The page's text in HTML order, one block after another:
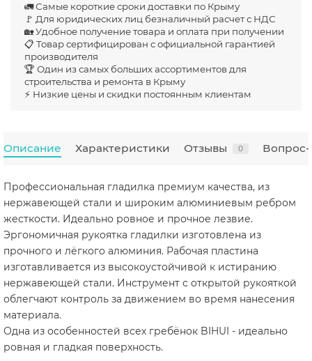
🚛 Самые короткие сроки доставки по Крыму
🚩 Для юридических лиц безналичный расчет с НДС
🏡 Удобное получение товара и оплата при получении
📋 Товар сертифицирован с официальной гарантией
производителя
🏆 Один из самых больших ассортиментов для
строительства и ремонта в Крыму
⚡ Низкие цены и скидки постоянным клиентам
Описание Характеристики Отзывы 0 Вопрос-
Профессиональная гладилка премиум качества, из
нержавеющей стали и широким алюминиевым ребром
жесткости. Идеально ровное и прочное лезвие.
Эргономичная рукоятка гладилки изготовлена из
прочного и лёгкого алюминия. Рабочая пластина
изготавливается из высокоустойчивой к истиранию
нержавеющей стали. Инструмент с открытой рукояткой
облегчают контроль за движением во время нанесения
материала.
Одна из особенностей всех гребёнок BIHUI - идеально
ровная и гладкая поверхность.